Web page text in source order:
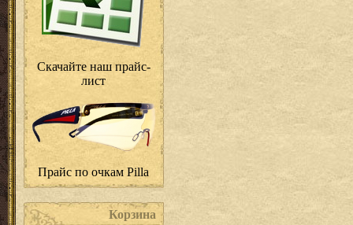
Скачайте наш прайс-
лист
Прайс по очкам Pilla
Корзина